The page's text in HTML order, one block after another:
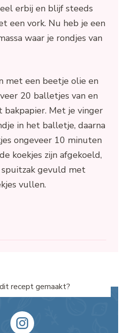
erbij en blijf steeds
een vork. Nu heb je een
waar je rondjes van
met een beetje olie en
20 balletjes van en
bakpapier. Met je vinger
in het balletje, daarna
ongeveer 10 minuten
koekjes zijn afgekoeld,
gevuld met
vullen.
recept gemaakt?